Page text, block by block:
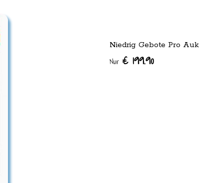
Niedrig Gebote Pro
Nur € 199.90